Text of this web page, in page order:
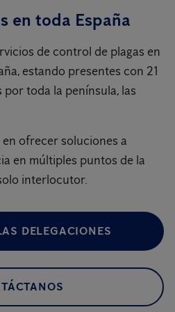
en toda España
de control de plagas en
estando presentes con 21
toda la península, las
ofrecer soluciones a
en múltiples puntos de la
interlocutor.
DELEGACIONES